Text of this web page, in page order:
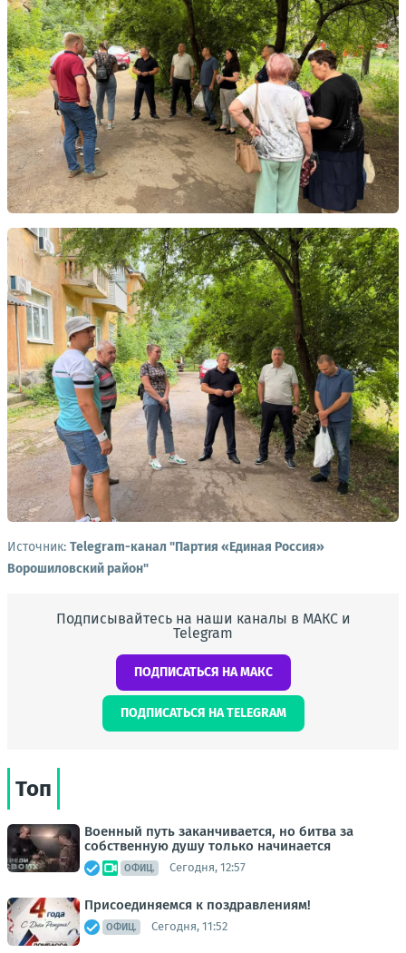
Источник: Telegram-канал "Партия «Единая Россия»
Ворошиловский район"
Подписывайтесь на наши каналы в МАКС и
Telegram
ПОДПИСАТЬСЯ НА МАКС
ПОДПИСАТЬСЯ НА TELEGRAM
Топ
Военный путь заканчивается, но битва за
собственную душу только начинается
ОФИЦ. Сегодня, 12:57
Присоединяемся к поздравлениям!
ОФИЦ. Сегодня, 11:52